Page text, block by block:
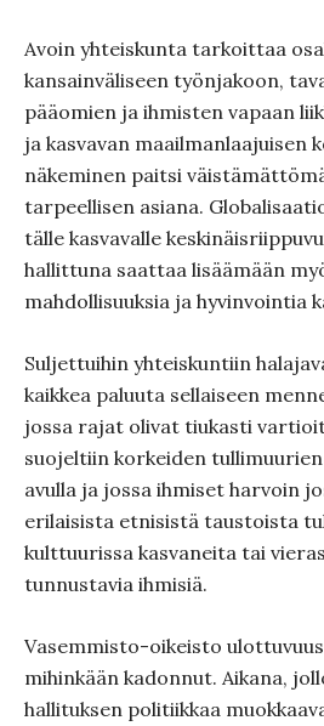
Avoin yhteiskunta tarkoittaa
kansainväliseen työnjakoon,
pääomien ja ihmisten vapaan
ja kasvavan maailmanlaajuisen
näkeminen paitsi
tarpeellisen asiana.
tälle kasvavalle
hallittuna saattaa lisäämään
mahdollisuuksia ja hyvinvointia
Suljettuihin yhteiskuntiin
kaikkea paluuta sellaiseen
jossa rajat olivat tiukasti
suojeltiin korkeiden
avulla ja jossa ihmiset harvoin
erilaisista etnisistä taustoista
kulttuurissa kasvaneita tai
tunnustavia ihmisiä.
Vasemmisto-oikeisto
mihinkään kadonnut. Aikana,
hallituksen politiikkaa